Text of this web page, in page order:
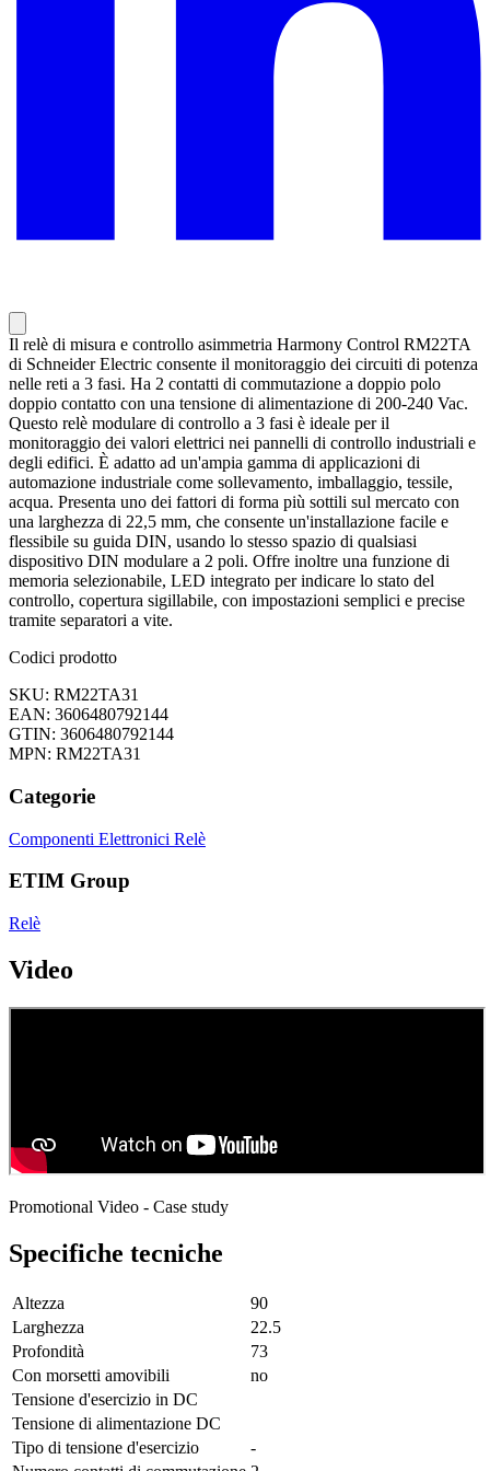
Il relè di misura e controllo asimmetria Harmony Control RM22TA
di Schneider Electric consente il monitoraggio dei circuiti di potenza
nelle reti a 3 fasi. Ha 2 contatti di commutazione a doppio polo
doppio contatto con una tensione di alimentazione di 200-240 Vac.
Questo relè modulare di controllo a 3 fasi è ideale per il
monitoraggio dei valori elettrici nei pannelli di controllo industriali e
degli edifici. È adatto ad un'ampia gamma di applicazioni di
automazione industriale come sollevamento, imballaggio, tessile,
acqua. Presenta uno dei fattori di forma più sottili sul mercato con
una larghezza di 22,5 mm, che consente un'installazione facile e
flessibile su guida DIN, usando lo stesso spazio di qualsiasi
dispositivo DIN modulare a 2 poli. Offre inoltre una funzione di
memoria selezionabile, LED integrato per indicare lo stato del
controllo, copertura sigillabile, con impostazioni semplici e precise
tramite separatori a vite.
Codici prodotto
SKU: RM22TA31
EAN: 3606480792144
GTIN: 3606480792144
MPN: RM22TA31
Categorie
Componenti Elettronici Relè
ETIM Group
Relè
Video
Promotional Video - Case study
Specifiche tecniche
Altezza
90
Larghezza
22.5
Profondità
73
Con morsetti amovibili
no
Tensione d'esercizio in DC
Tensione di alimentazione DC
Tipo di tensione d'esercizio
-